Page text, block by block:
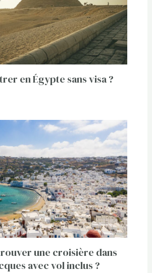
en Égypte sans visa ?
une croisière dans
avec vol inclus ?